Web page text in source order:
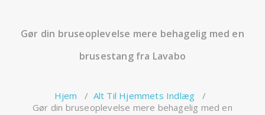
Gør din bruseoplevelse mere behagelig med en
brusestang fra Lavabo
Hjem / Alt Til Hjemmets Indlæg /
Gør din bruseoplevelse mere behagelig med en